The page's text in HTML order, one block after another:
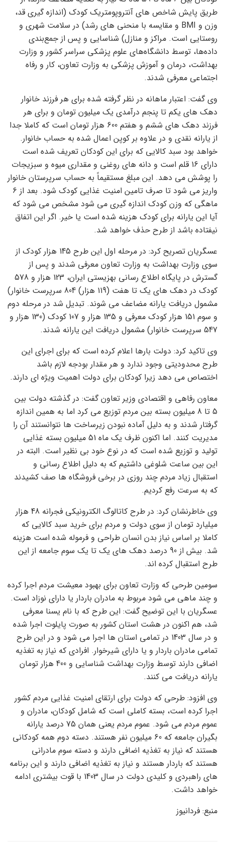
طریق پایش شاخص های آنتروپومتریک کودک (اندازه گیری قد،
وزن و BMI و مقایسه با منحنی های رشد) در سلامت شهری و
روستایی است. مراکز و منازل) شناسایی و پس از جمع‌بندی
داده‌ها، توسط دانشگاه‌های علوم پزشکی سراسر کشور و وزارت
بهداشت، درمان و آموزش پزشکی به وزارت تعاون، کار و رفاه
اجتماعی معرفی شدند.
وی گفت: اعتبار ماهانه در نظر گرفته شده برای هر فرزند خانوار
دهک های یکم تا پنجم درآمدی یک میلیون تومان و برای هر
فرزند دهک های ششم و هفتم 600 هزار تومان است که کاملا جدا
از یارانه نقدی و در علاوه بر کوپن اعمال شده به حساب خانوار.
خواهد بود سبد کالایی که برای این کودکان تعریف شده است
دارای 16 قلم است و دانه های روغنی و مقداری میوه و سبزیجات
را پوشش می دهد. این مبلغ مستقیماً به حساب سرپرستان خانوار
واریز می شود تا صرف تامین امنیت غذایی کودک شود. بعد از 6
ماهگی که وزن کودک اندازه گیری می شود مشخص می شود که
آیا این یارانه برای کودک هزینه شده است یا خیر. اگر این اتفاق
نیفتاده باشد از طرح حذف خواهد شد.
عسگریان تصریح کرد: در مرحله اول این طرح 145 هزار کودک از
سوی وزارت بهداشت به وزارت تعاون معرفی شدند و پس از
گسترش در پایگاه اطلاع رسانی بهزیستی ایران، 123 هزار و 578
کودک در دهک های یک تا هفت (119 هزار) 804 سرپرست خانوار)
​​مشمول دریافت یارانه مضاعف می شوند. تبدیل شد در مرحله دوم
و سوم 151 هزار کودک معرفی و 135 هزار و 107 کودک (130 هزار و
547 سرپرست خانوار) ​​مشمول دریافت این یارانه شدند.
وی تاکید کرد: دولت بارها اعلام کرده است که برای اجرای این
طرح محدودیتی وجود ندارد و هر مقدار بودجه لازم باشد
اختصاص می دهد زیرا کودکان برای دولت اهمیت ویژه ای دارند.
معاون رفاهی و اقتصادی وزیر تعاون گفت: در گذشته دولت بین
5 تا 8 میلیون بسته بین مردم توزیع می کرد اما به همین اندازه
گرفتار شدند و به دلیل آماده نبودن زیرساخت ها نتوانستند آن را
مدیریت کنند. اما اکنون ظرف یک ماه 51 میلیون بسته غذایی
تولید و توزیع شده است که در نوع خود بی نظیر است. البته در
این بین ساعت شلوغی داشتیم که به دلیل اطلاع رسانی و
استقبال زیاد مردم چند روزی در برخی فروشگاه ها صف کشیدند
که به سرعت رفع کردیم.
وی خاطرنشان کرد: در طرح کاتالوگ الکترونیکی فجرانه 48 هزار
میلیارد تومان از سوی دولت و مردم برای خرید سبد کالایی که
کاملا بر اساس نیاز بدن انسان طراحی و فرموله شده است هزینه
شد. بیش از 90 درصد دهک های یک تا یک سوم جامعه از این
طرح استقبال کرده اند.
سومین طرحی که وزارت تعاون برای بهبود معیشت مردم اجرا کرده
و چند ماهی می شود مربوط به مادران باردار یا دارای نوزاد است.
عسگریان با این توضیح گفت: این طرح که با نام یسنا معرفی
شد، هم اکنون در هشت استان کشور به صورت پایلوت اجرا شده
و در سال 1403 در تمامی استان ها اجرا می شود و در این طرح
تمامی مادران باردار و یا دارای شیرخوار. افرادی که نیاز به تغذیه
اضافی دارند توسط وزارت بهداشت شناسایی و 400 هزار تومان
یارانه دریافت می کنند.
وی افزود: طرحی که دولت برای ارتقای امنیت غذایی مردم کشور
اجرا کرده است، بسته کاملی است که شامل کودکان، مادران و
عموم مردم می شود. عموم مردم یعنی همان 75 درصد یارانه
بگیران جامعه که 60 میلیون نفر هستند. دسته دوم همه کودکانی
هستند که نیاز به تغذیه اضافی دارند و دسته سوم مادرانی
هستند که باردار هستند و نیاز به تغذیه اضافی دارند و این برنامه
های راهبردی و کلیدی دولت در سال 1403 با قوت بیشتری ادامه
خواهد داشت.
منبع: فردانیوز